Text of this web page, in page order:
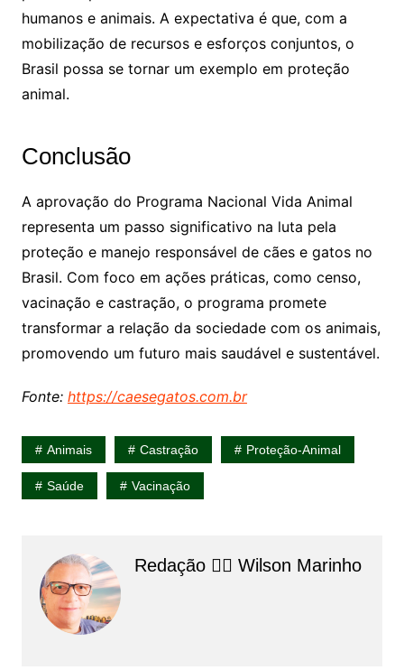
humanos e animais. A expectativa é que, com a
mobilização de recursos e esforços conjuntos, o
Brasil possa se tornar um exemplo em proteção
animal.
Conclusão
A aprovação do Programa Nacional Vida Animal
representa um passo significativo na luta pela
proteção e manejo responsável de cães e gatos no
Brasil. Com foco em ações práticas, como censo,
vacinação e castração, o programa promete
transformar a relação da sociedade com os animais,
promovendo um futuro mais saudável e sustentável.
Fonte: https://caesegatos.com.br
Animais Castração Proteção-Animal
Saúde Vacinação
Redação 👨‍⚖️​ Wilson Marinho